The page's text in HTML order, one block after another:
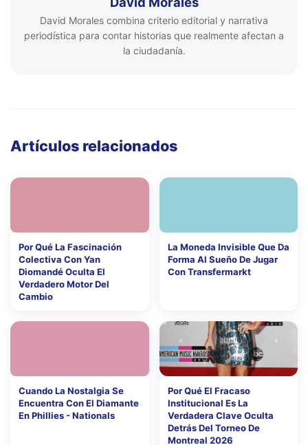
David Morales combina criterio editorial y narrativa
periodística para contar historias que realmente afectan a
la ciudadanía.
Artículos relacionados
Por Qué La Fascinación
Colectiva Con Yan
Diomandé Oculta El
Verdadero Motor Del
Cambio
La Moneda Invisible Que Da
Forma Al Sueño De Jugar
Con Transfermarkt
Cuando La Nostalgia Se
Encuentra Con El Diamante
En Phillies - Nationals
Por Qué El Fracaso
Institucional Es La
Verdadera Clave Oculta
Detrás Del Torneo De
Montreal 2026